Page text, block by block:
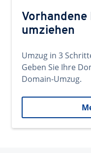
Vorhandene
umziehen
Umzug in 3
Geben Sie Ihre
Domain-Umzug.